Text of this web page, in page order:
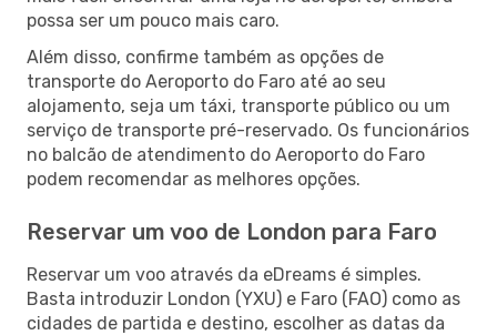
possa ser um pouco mais caro.
Além disso, confirme também as opções de
transporte do Aeroporto do Faro até ao seu
alojamento, seja um táxi, transporte público ou um
serviço de transporte pré-reservado. Os funcionários
no balcão de atendimento do Aeroporto do Faro
podem recomendar as melhores opções.
Reservar um voo de London para Faro
Reservar um voo através da eDreams é simples.
Basta introduzir London (YXU) e Faro (FAO) como as
cidades de partida e destino, escolher as datas da